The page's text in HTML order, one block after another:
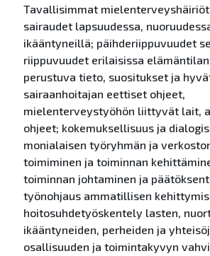
Tavallisimmat
sairaudet lapsuudessa,
ikääntyneillä; päihderiippuvuudet
riippuvuudet erilaisissa
perustuva tieto, suositukset ja
sairaanhoitajan eettiset ohjeet,
mielenterveystyöhön liittyvät lait,
ohjeet; kokemuksellisuus ja
monialaisen työryhmän ja
toimiminen ja toiminnan
toiminnan johtaminen ja
työnohjaus ammatillisen
hoitosuhdetyöskentely lasten,
ikääntyneiden, perheiden ja
osallisuuden ja toimintakyvyn